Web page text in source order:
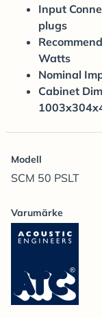
Input
plugs
Watts
Nominal
Cabinet
Modell
SCM 50 PSLT
Varumärke